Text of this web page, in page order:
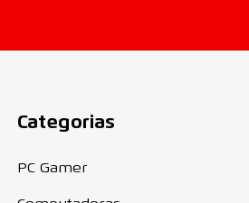
Categorias
PC Gamer